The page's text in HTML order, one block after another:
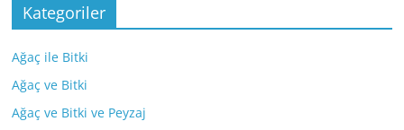
Kategoriler
Ağaç ile Bitki
Ağaç ve Bitki
Ağaç ve Bitki ve Peyzaj